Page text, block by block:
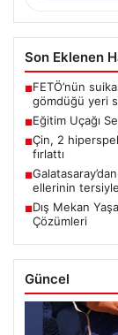
Son Eklenen
■FETÖ’nün
gömdüğü yeri
■Eğitim Uçağı
■Çin, 2
fırlattı
■
ellerinin
■Dış Mekan
Çözümleri
Güncel